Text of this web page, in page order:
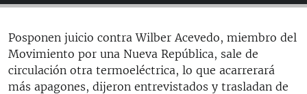
DESINFORMACIÓN RUSA EN AMÉRICA LATINA
LA INVASIÓN DE RUSIA A UCRANIA
Posponen juicio contra Wilber Acevedo, miembro del
Movimiento por una Nueva República, sale de
circulación otra termoeléctrica, lo que acarrerará
más apagones, dijeron entrevistados y trasladan de